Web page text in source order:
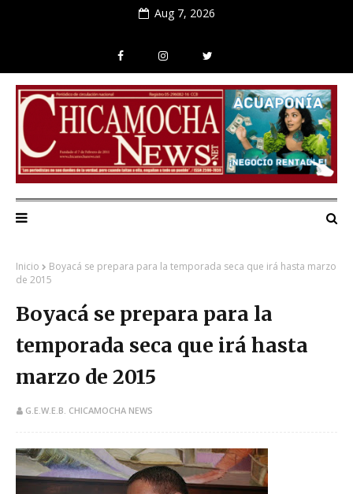
Aug 7, 2026
Inicio
Boyacá se prepara para la temporada seca que irá hasta marzo
de 2015
Boyacá se prepara para la
temporada seca que irá hasta
marzo de 2015
G.E.W.E.B. CHICAMOCHA NEWS